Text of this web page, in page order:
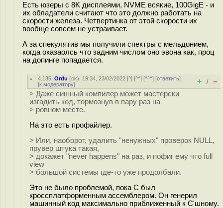
Есть юзеры с 8K дисплеями, NVME всякие, 100GigE - и
их обладатели считают что это должно работать на
скорости железа. Четвертинка от этой скорости их
вообще совсем не устраивает.
А за спекулятив мы получили спектры с мельдонием,
когда оказаолсь что задним числом оно эвона как, проц
на допинге попадается.
4.135 ,Ordu (ok), 19:34, 23/02/2022 [^] [^^] [^^^] [ответить]
[к модератору] + / –
> Даже сишный компилер может мастерски
изгадить код, тормознув в пару раз на
> ровном месте.
На это есть профайлер.
> Или, наоборот, удалить "ненужных" проверок NULL,
прувер штука такая,
> докажет "never happens" на раз, и пофиг ему что full
view
> большой системы где-то уже продолбали.
Это не было проблемой, пока C был
кроссплатформенным ассемблером. Он генерил
машинный код максимально приближенный к C'шному.